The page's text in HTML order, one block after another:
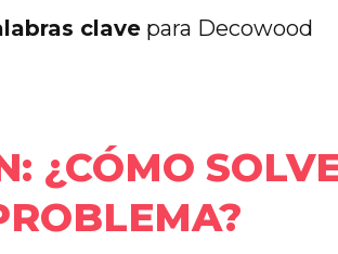
clave para Decowood
¿CÓMO